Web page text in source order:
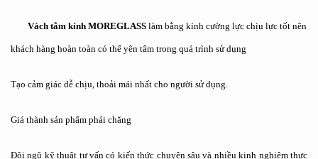
Vách tắm kính MOREGLASS làm bằng kính cường lực chịu lực tốt nên
khách hàng hoàn toàn có thể yên tâm trong quá trình sử dụng
Tạo cảm giác dễ chịu, thoải mái nhất cho người sử dụng.
Giá thành sản phẩm phải chăng
Đội ngũ kỹ thuật tư vấn có kiến thức chuyên sâu và nhiều kinh nghiệm thực